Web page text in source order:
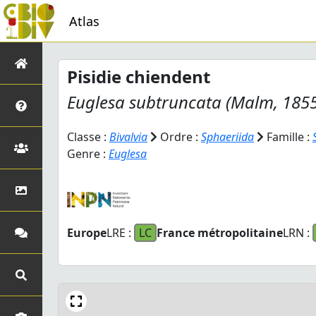
Atlas
Pisidie chiendent
Euglesa subtruncata (Malm,
Classe : Bivalvia Ordre : Sphaeriida Famille :
Genre : Euglesa
EuropeLRE : LC France métropolitaineLRN :